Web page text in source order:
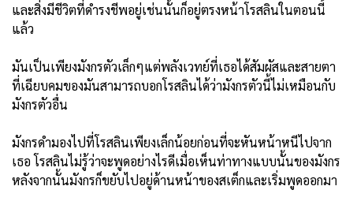
และสิ่งมีชีวิตที่ดำรงชีพอยู่เช่นนั้นก็อยู่ตรงหน้าโรสลินในตอนนี้
แล้ว
มันเป็นเพียงมังกรตัวเล็กๆแต่พลังเวทย์ที่เธอได้สัมผัสและสายตา
ที่เฉียบคมของมันสามารถบอกโรสลินได้ว่ามังกรตัวนี้ไม่เหมือนกับ
มังกรตัวอื่น
มังกรดำมองไปที่โรสลินเพียงเล็กน้อยก่อนที่จะหันหน้าหนีไปจาก
เธอ โรสลินไม่รู้ว่าจะพูดอย่างไรดีเมื่อเห็นท่าทางแบบนั้นของมังกร
หลังจากนั้นมังกรก็ขยับไปอยู่ด้านหน้าของสเต็กและเริ่มพูดออกมา